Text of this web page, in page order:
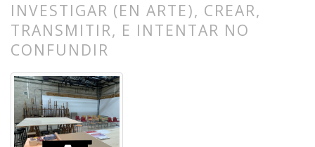
INVESTIGAR (EN ARTE), CREAR,
TRANSMITIR, E INTENTAR NO
CONFUNDIR